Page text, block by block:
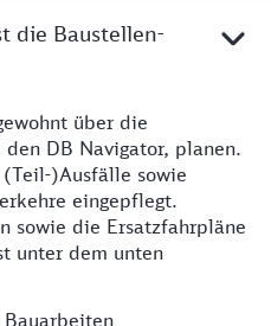
die Baustellen-
über die
DB Navigator, planen.
)Ausfälle sowie
eingepflegt.
sowie die Ersatzfahrpläne
unter dem unten
Bauarbeiten